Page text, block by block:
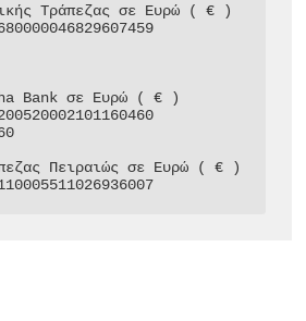
Τράπεζας σε Ευρώ ( € )
Bank σε Ευρώ ( € )
Πειραιώς σε Ευρώ ( € )